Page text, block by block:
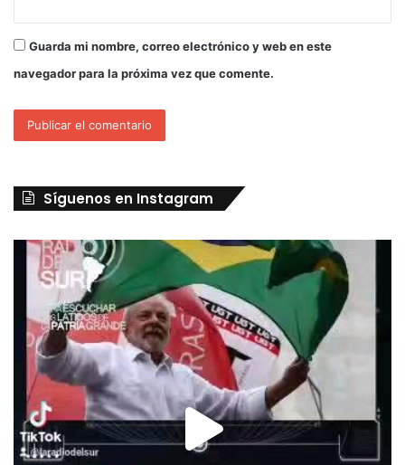
Guarda mi nombre, correo electrónico y web en este
navegador para la próxima vez que comente.
Síguenos en Instagram